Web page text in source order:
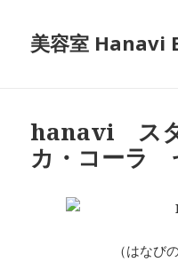
美容室 Hanavi
hanavi ス
カ・コーラ
（はなび